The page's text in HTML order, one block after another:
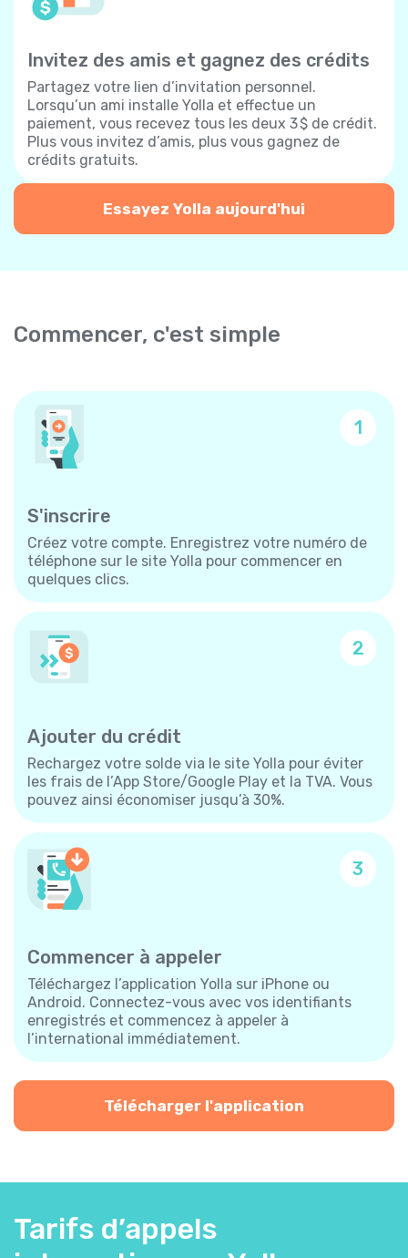
Invitez des amis et gagnez des crédits
Partagez votre lien d’invitation personnel.
Lorsqu’un ami installe Yolla et effectue un
paiement, vous recevez tous les deux 3 $ de crédit.
Plus vous invitez d’amis, plus vous gagnez de
crédits gratuits.
Essayez Yolla aujourd'hui
Commencer, c'est simple
1
S'inscrire
Créez votre compte. Enregistrez votre numéro de
téléphone sur le site Yolla pour commencer en
quelques clics.
2
Ajouter du crédit
Rechargez votre solde via le site Yolla pour éviter
les frais de l’App Store/Google Play et la TVA. Vous
pouvez ainsi économiser jusqu’à 30%.
3
Commencer à appeler
Téléchargez l’application Yolla sur iPhone ou
Android. Connectez-vous avec vos identifiants
enregistrés et commencez à appeler à
l’international immédiatement.
Télécharger l'application
Tarifs d’appels